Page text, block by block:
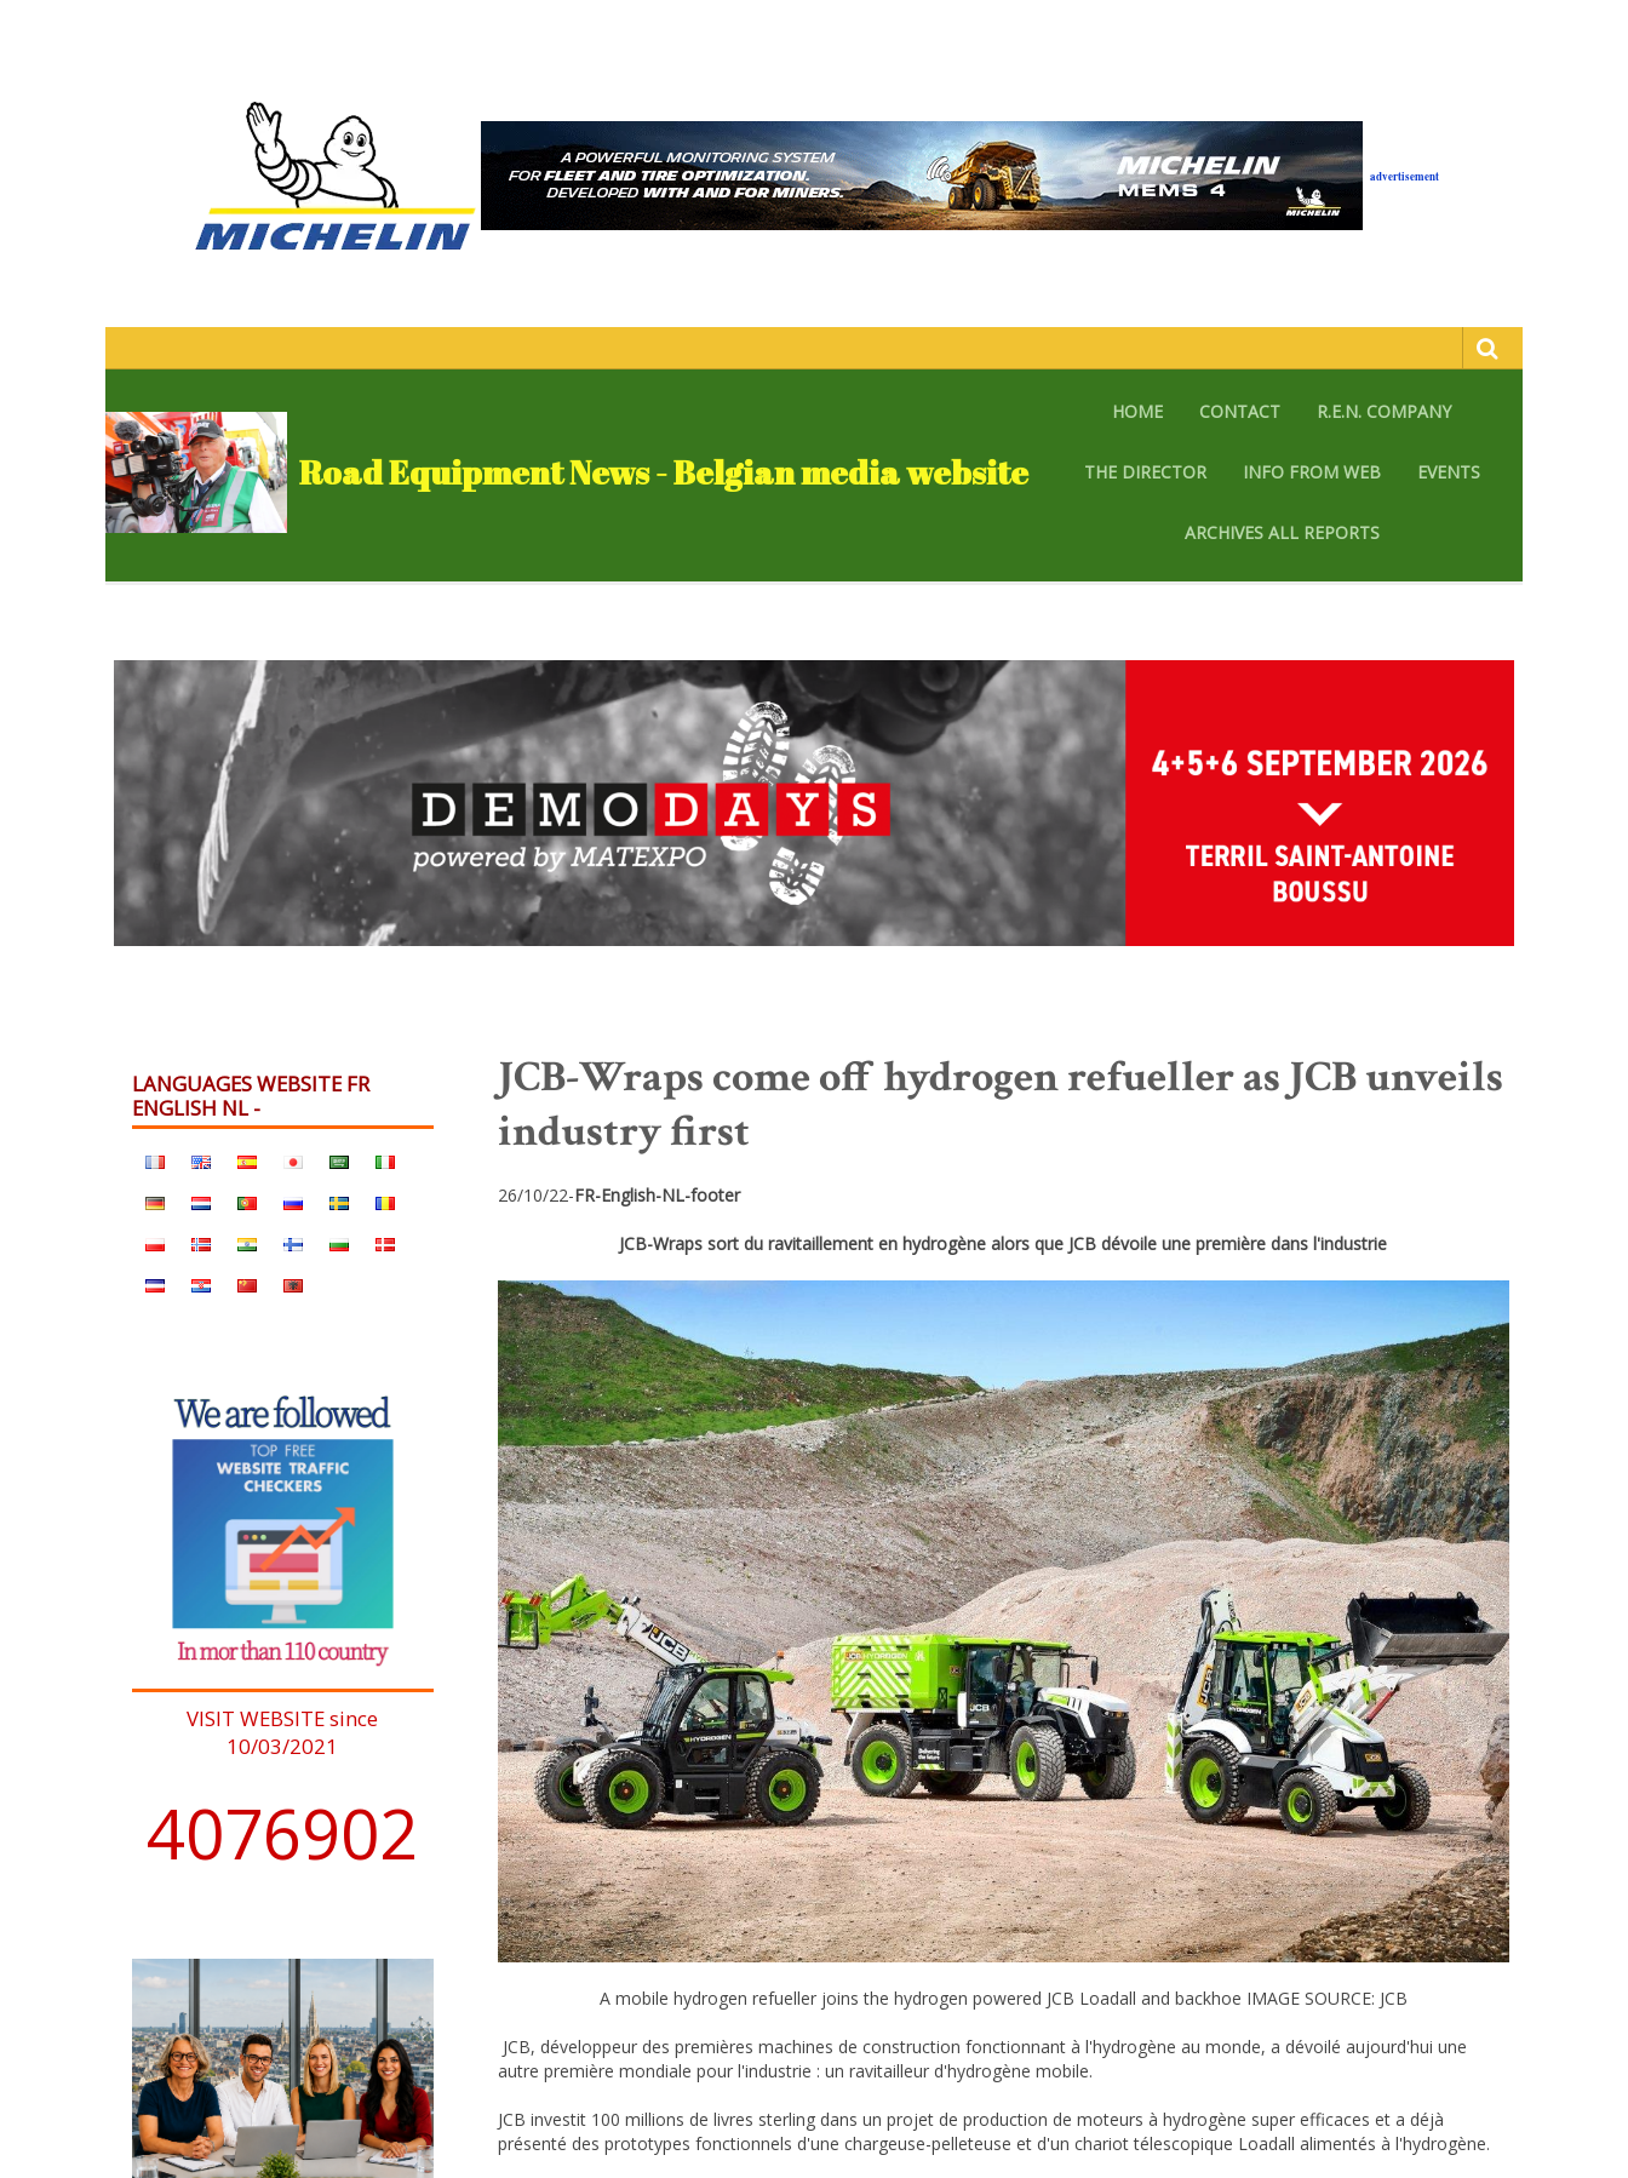
advertisement
Road Equipment News - Belgian media website
HOME CONTACT R.E.N. COMPANY
THE DIRECTOR INFO FROM WEB EVENTS
ARCHIVES ALL REPORTS
JCB-Wraps come off hydrogen refueller as JCB unveils
industry first
26/10/22-FR-English-NL-footer
JCB-Wraps sort du ravitaillement en hydrogène alors que JCB dévoile une première dans l'industrie
A mobile hydrogen refueller joins the hydrogen powered JCB Loadall and backhoe IMAGE SOURCE: JCB
JCB, développeur des premières machines de construction fonctionnant à l'hydrogène au monde, a dévoilé aujourd'hui une
autre première mondiale pour l'industrie : un ravitailleur d'hydrogène mobile.
JCB investit 100 millions de livres sterling dans un projet de production de moteurs à hydrogène super efficaces et a déjà
présenté des prototypes fonctionnels d'une chargeuse-pelleteuse et d'un chariot télescopique Loadall alimentés à l'hydrogène.
LANGUAGES WEBSITE FR
ENGLISH NL -
VISIT WEBSITE since
10/03/2021
4076902